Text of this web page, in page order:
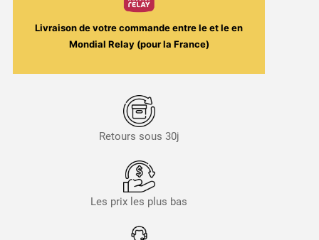
Livraison de votre commande entre leet leen
Mondial Relay (pour la France)
Retours sous 30j
Les prix les plus bas